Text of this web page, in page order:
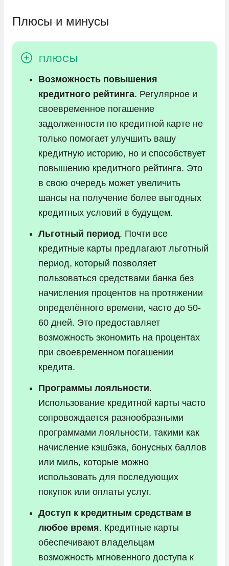
Плюсы и минусы
Возможность повышения
кредитного рейтинга. Регулярное и
своевременное погашение
задолженности по кредитной карте не
только помогает улучшить вашу
кредитную историю, но и способствует
повышению кредитного рейтинга. Это
в свою очередь может увеличить
шансы на получение более выгодных
кредитных условий в будущем.
Льготный период. Почти все
кредитные карты предлагают льготный
период, который позволяет
пользоваться средствами банка без
начисления процентов на протяжении
определённого времени, часто до 50-
60 дней. Это предоставляет
возможность экономить на процентах
при своевременном погашении
кредита.
Программы лояльности.
Использование кредитной карты часто
сопровождается разнообразными
программами лояльности, такими как
начисление кэшбэка, бонусных баллов
или миль, которые можно
использовать для последующих
покупок или оплаты услуг.
Доступ к кредитным средствам в
любое время. Кредитные карты
обеспечивают владельцам
возможность мгновенного доступа к